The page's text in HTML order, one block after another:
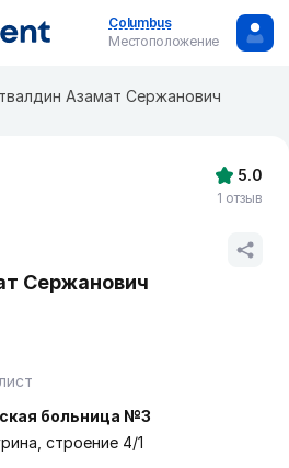
Columbus
Местоположение
Азамат Сержанович
Сержанович
больница №3
строение 4/1
5.0
1 отзыв